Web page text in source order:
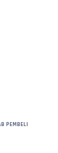
PEMBELI